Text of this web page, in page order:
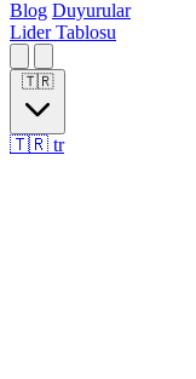
Blog Duyurular
Lider Tablosu
🇹🇷
🇹🇷 tr